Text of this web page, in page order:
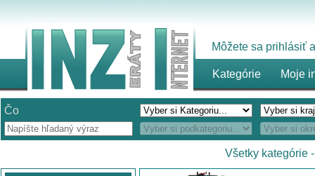
Môžete sa prihlásiť
Kategórie Moje
Čo
Všetky kategórie